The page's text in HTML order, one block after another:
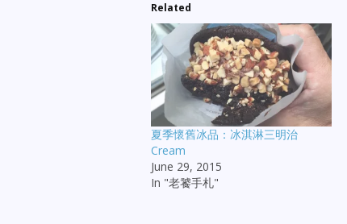
Related
夏季懷舊冰品：冰淇淋三明治
Cream
June 29, 2015
In "老饕手札"